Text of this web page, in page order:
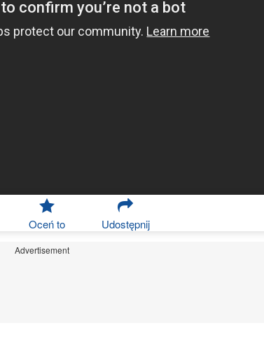
Oceń to Udostępnij
Advertisement